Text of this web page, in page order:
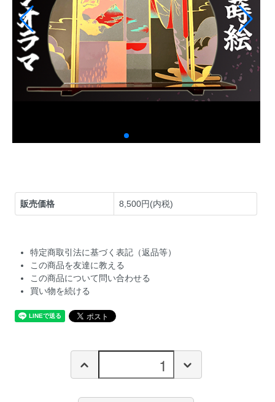
販売価格 8,500円(内税)
特定商取引法に基づく表記（返品等）
この商品を友達に教える
この商品について問い合わせる
買い物を続ける